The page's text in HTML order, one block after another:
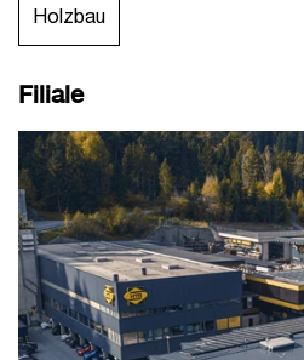
Holzbau
Filiale